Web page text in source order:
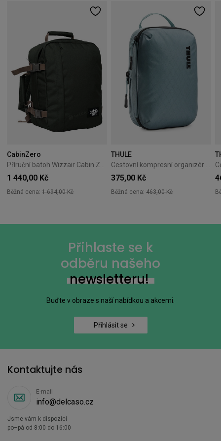
CabinZero
1 440,00 Kč
Běžná cena: 1 694,00 Kč
THULE
375,00 Kč
Běžná cena: 463,00 Kč
Přihlaste se k
odběru našeho
newsletteru!
Buďte v obraze s naší nabídkou a akcemi.
Přihlásit se
Kontaktujte nás
E-mail
info@delcaso.cz
Jsme vám k dispozici
po–pá od 8:00 do 16:00